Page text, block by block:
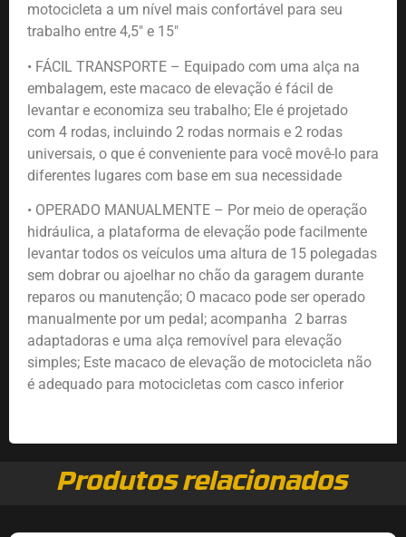
motocicleta a um nível mais confortável para seu
trabalho entre 4,5″ e 15″
• FÁCIL TRANSPORTE – Equipado com uma alça na
embalagem, este macaco de elevação é fácil de
levantar e economiza seu trabalho; Ele é projetado
com 4 rodas, incluindo 2 rodas normais e 2 rodas
universais, o que é conveniente para você movê-lo para
diferentes lugares com base em sua necessidade
• OPERADO MANUALMENTE – Por meio de operação
hidráulica, a plataforma de elevação pode facilmente
levantar todos os veículos uma altura de 15 polegadas
sem dobrar ou ajoelhar no chão da garagem durante
reparos ou manutenção; O macaco pode ser operado
manualmente por um pedal; acompanha 2 barras
adaptadoras e uma alça removível para elevação
simples; Este macaco de elevação de motocicleta não
é adequado para motocicletas com casco inferior
Produtos relacionados